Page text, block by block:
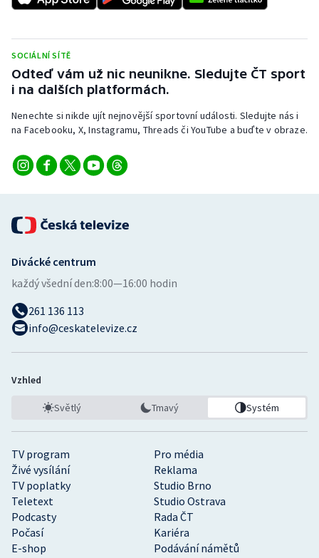
SOCIÁLNÍ SÍTĚ
Odteď vám už nic neunikne. Sledujte ČT sport
i na dalších platformách.
Nenechte si nikde ujít nejnovější sportovní události. Sledujte nás i
na Facebooku, X, Instagramu, Threads či YouTube a buďte v obraze.
TV program
Pro média
Živé vysílání
Reklama
TV poplatky
Studio Brno
Teletext
Studio Ostrava
Podcasty
Rada ČT
Počasí
Kariéra
E-shop
Podávání námětů
Divácké centrum
každý všední den:8:00—16:00 hodin
261 136 113
info@ceskatelevize.cz
Vzhled
Světlý Tmavý Systém